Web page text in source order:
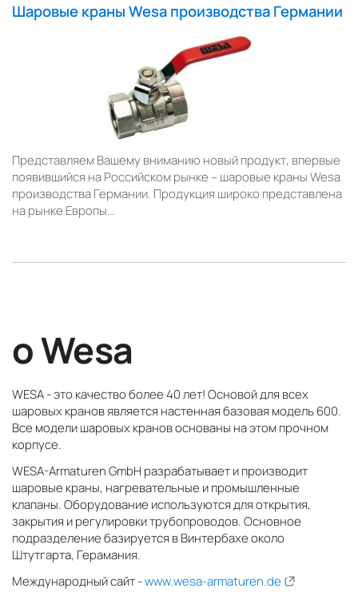
Шаровые краны Wesa производства Германии
Представляем Вашему вниманию новый продукт, впервые
появившийся на Российском рынке – шаровые краны Wesa
производства Германии. Продукция широко представлена
на рынке Европы…
о Wesa
WESA - это качество более 40 лет! Основой для всех
шаровых кранов является настенная базовая модель 600.
Все модели шаровых кранов основаны на этом прочном
корпусе.
WESA-Armaturen GmbH разрабатывает и производит
шаровые краны, нагревательные и промышленные
клапаны. Оборудование используются для открытия,
закрытия и регулировки трубопроводов. Основное
подразделение базируется в Винтербахе около
Штутгарта, Герамания.
Международный сайт -www.wesa-armaturen.de